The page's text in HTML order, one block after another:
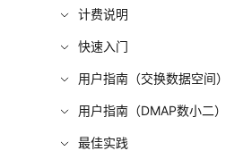
计费说明
快速入门
用户指南（交换数据空间）
用户指南（DMAP数小二）
最佳实践